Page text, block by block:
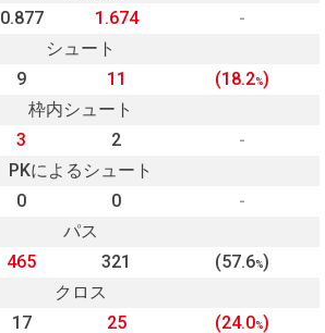
0.877 1.674
-
シュート
9 11 (18.2%)
枠内シュート
3 2
-
PKによるシュート
0 0
-
パス
465 321 (57.6%)
クロス
17 25 (24.0%)